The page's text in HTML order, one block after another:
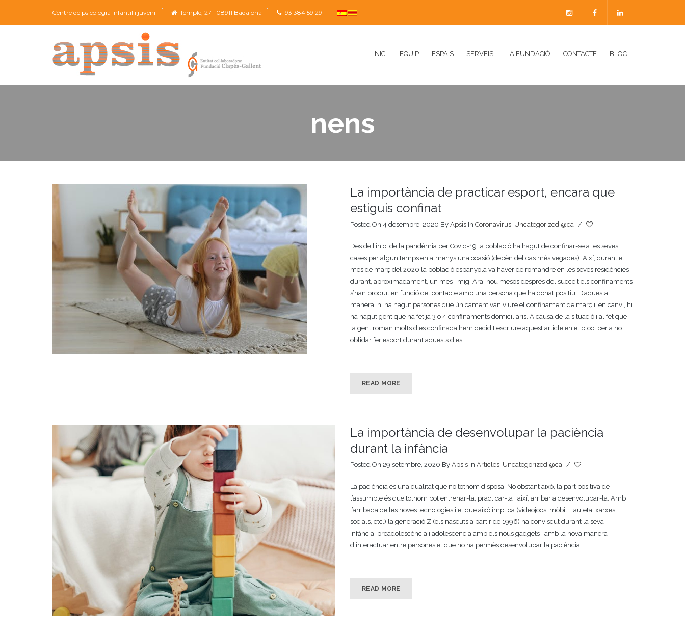
Centre de psicologia infantil i juvenil Temple, 27 · 08911 Badalona 93 384 59 29
INICI EQUIP ESPAIS SERVEIS LA FUNDACIÓ CONTACTE BLOC
nens
La importància de practicar esport, encara que
estiguis confinat
Posted On 4 desembre, 2020 By Apsis In Coronavirus, Uncategorized @ca /
Des de l’inici de la pandèmia per Covid-19 la població ha hagut de confinar-se a les seves
cases per algun temps en almenys una ocasió (depèn del cas més vegades). Així, durant el
mes de març del 2020 la població espanyola va haver de romandre en les seves residències
durant, aproximadament, un mes i mig. Ara, nou mesos després del succeït els confinaments
s’han produït en funció del contacte amb una persona que ha donat positiu. D’aquesta
manera, hi ha hagut persones que únicament van viure el confinament de març i, en canvi, hi
ha hagut gent que ha fet ja 3 o 4 confinaments domiciliaris. A causa de la situació i al fet que
la gent roman molts dies confinada hem decidit escriure aquest article en el bloc, per a no
oblidar fer esport durant aquests dies.
READ MORE
La importància de desenvolupar la paciència
durant la infància
Posted On 29 setembre, 2020 By Apsis In Articles, Uncategorized @ca /
La paciència és una qualitat que no tothom disposa. No obstant això, la part positiva de
l’assumpte és que tothom pot entrenar-la, practicar-la i així, arribar a desenvolupar-la. Amb
l’arribada de les noves tecnologies i el que això implica (videojocs, mòbil, Tauleta, xarxes
socials, etc.) la generació Z (els nascuts a partir de 1996) ha conviscut durant la seva
infància, preadolescència i adolescència amb els nous gadgets i amb la nova manera
d’interactuar entre persones el que no ha permès desenvolupar la paciència.
READ MORE